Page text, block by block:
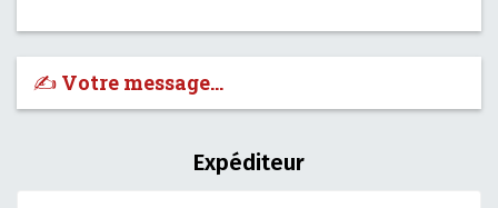
✍️ Votre message…
Expéditeur